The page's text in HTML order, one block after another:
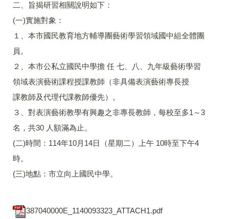
二、旨揭研習相關說明如下：
(一)實施對象：
１、本市國民教育地方輔導團藝術學習領域國中組全體團
員。
２、本市公私立國民中學擔 任 七、八、九年級藝術學習
領域表演藝術課程授課教師（非具備表演藝術專長授
課教師及代理代課教師優先）。
３、對表演藝術教學有興趣之非專長教師，每校至多1～3
名，共30 人額滿為止。
(二)時間：114年10月14日（星期二）上午 10時至下午4
時。
(三)地點：市立向上國民中學。
387040000E_1140093323_ATTACH1.pdf